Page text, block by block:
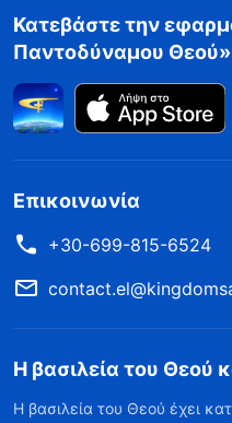
Κατεβάστε την
Παντοδύναμου Θεού»
Επικοινωνία
+30-699-815-6524
Η βασιλεία του Θεού
Η βασιλεία του Θεού έχει